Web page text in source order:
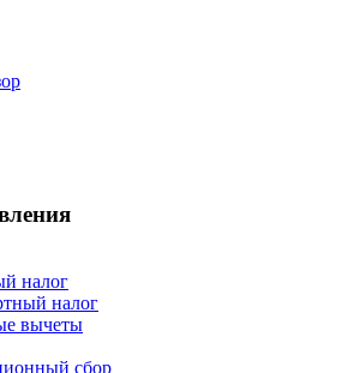
налог
налог
вычеты
сбор